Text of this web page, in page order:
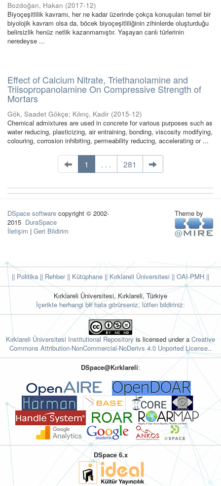
Bozdoğan, Hakan (2017-12)
Biyoçeşitlilik kavramı, her ne kadar üzerinde çokça konuşulan temel bir
biyolojik kavram olsa da, böcek biyoçeşitliliğinin zihinlerde oluşturduğu
belirsizlik henüz netlik kazanmamıştır. Yaşayan canlı türlerinin
neredeyse ...
Effect of Calcium Nitrate, Triethanolamine and
Triisopropanolamine On Compressive Strength of
Mortars
Gök, Saadet Gökçe; Kılınç, Kadir (2015-12)
Chemical admixtures are used in concrete for various purposes such as
water reducing, plasticizing, air entraining, bonding, viscosity modifying,
colouring, corrosion inhibiting, permeability reducing, accelerating or ...
1 . . . 281
DSpace software copyright © 2002-
2015 DuraSpace
İletişim | Geri Bildirim
Theme by
|| Politika|| Rehber|| Kütüphane || Kırklareli Üniversitesi || OAI-PMH ||
Kırklareli Üniversitesi, Kırklareli, Türkiye
İçerikte herhangi bir hata görürseniz, lütfen bildiriniz:
Kırklareli Üniversitesi Institutional Repositoryis licensed under a Creative
Commons Attribution-NonCommercial-NoDerivs 4.0 Unported License..
DSpace@Kırklareli:
DSpace 6.x